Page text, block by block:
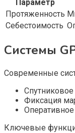
Параметр
Протяженность
Себестоимость
Системы
Современные
Фиксация
Ключевые